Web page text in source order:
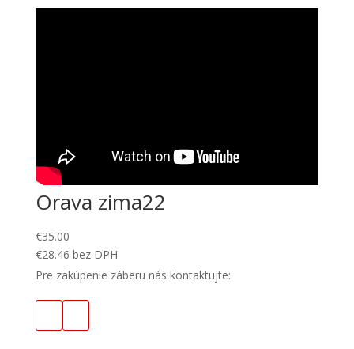
Orava zima22
€35.00
€28.46 bez DPH
Pre zakúpenie záberu nás kontaktujte: